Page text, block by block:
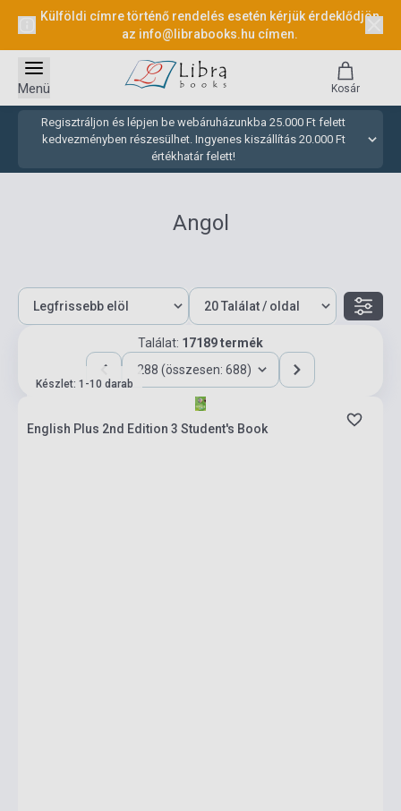
Külföldi címre történő rendelés esetén kérjük érdeklődjön
az info@librabooks.hu címen.
Regisztráljon és lépjen be webáruházunkba 25.000 Ft felett
kedvezményben részesülhet. Ingyenes kiszállítás 20.000 Ft
értékhatár felett!
Menü Kosár
Angol
Találat: 17189 termék
288 (összesen: 688)
Készlet: 1-10 darab
English Plus 2nd Edition 3 Student's Book